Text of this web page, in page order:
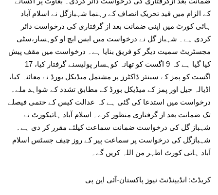
کے الزام میں قید تحریک انصاف کے رہنما شہبازگل نے اسلام آباد
ہائی کورٹ میں اپنی ضمانت بعد از گرفتاری کی درخواست دائر
کردی ہے۔ شہباز گل نے درخواست میں ایس ایچ او کوہسار،سٹی
مجسٹریٹ سمیت دیگر کو فریق بنایا ہے۔ درخواست میں مقف پیش
کیا گیا ہے کہ 9 اگست کو تھانہ کوہسار پولیسنے گرفتار کیا، 17
اگست کو پمز کے سینئر ڈاکٹرز پر مشتمل میڈیکل بورڈ نے معائنہ کیا،
اڈیالہ جیل اور پمز کے میڈیکل بورڈ کے مطابق تشدد کے شواہد ملے۔
درخواست میں استدعا کی گئی ہے کہ عدالت کیس کے حتمی فیصلے
تک ضمانت بعد از گرفتاری منظور کرے۔ اسلام آباد ہائیکورٹ نے
شہباز گل کی درخواست ضمانت سماعت کیلئے مقرر کر دی ہے۔
شہبازگل کی درخواست پر سماعت پیر کے روز چیف جسٹس اسلام
آباد ہائی کورٹ اطہر من اللہ کریں گے۔
کریڈٹ: انڈیپنڈنٹ نیوز پاکستان-آئی این پی